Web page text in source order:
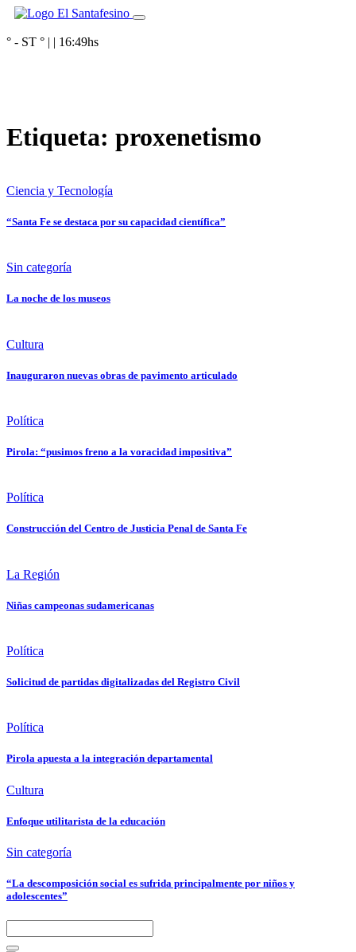
° - ST ° | | 16:49hs
Etiqueta: proxenetismo
Ciencia y Tecnología
“Santa Fe se destaca por su capacidad científica”
Sin categoría
La noche de los museos
Cultura
Inauguraron nuevas obras de pavimento articulado
Política
Pirola: “pusimos freno a la voracidad impositiva”
Política
Construcción del Centro de Justicia Penal de Santa Fe
La Región
Niñas campeonas sudamericanas
Política
Solicitud de partidas digitalizadas del Registro Civil
Política
Pirola apuesta a la integración departamental
Cultura
Enfoque utilitarista de la educación
Sin categoría
“La descomposición social es sufrida principalmente por niños y
adolescentes”